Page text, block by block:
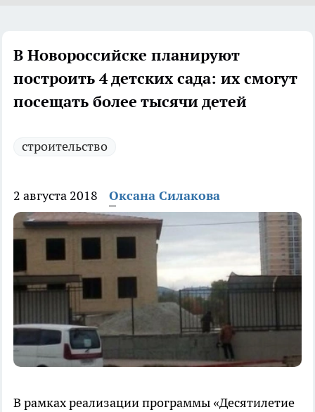
В Новороссийске планируют
построить 4 детских сада: их смогут
посещать более тысячи детей
строительство
2 августа 2018 Оксана Силакова
В рамках реализации программы «Десятилетие